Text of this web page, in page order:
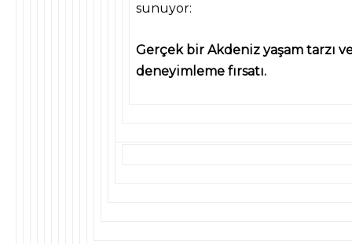
sunuyor:
Gerçek bir Akdeniz yaşam tarzı
deneyimleme fırsatı.